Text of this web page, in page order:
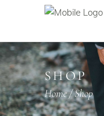
SHOP
Home/Shop